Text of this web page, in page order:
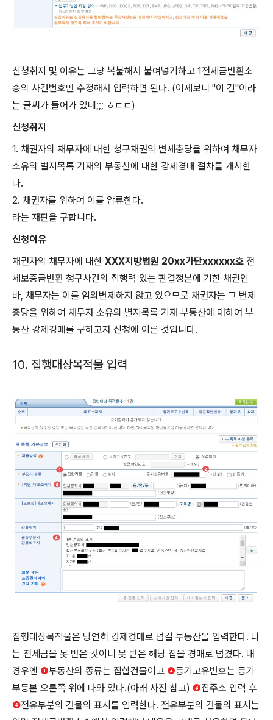
신청취지 및 이유는 그냥 복붙해서 붙여넣기하고 1전세금반환소
송의 사건번호만 수정해서 입력하면 된다. (이제보니 "이 건"이라
는 글씨가 들어가 있네;;; ㅎㄷㄷ)
신청취지
1. 채권자의 채무자에 대한 청구채권의 변제충당을 위하여 채무자
소유의 별지목록 기재의 부동산에 대한 강제경매 절차를 개시한
다.
2. 채권자를 위하여 이를 압류한다.
라는 재판을 구합니다.
신청이유
채권자의 채무자에 대한 XXX지방법원 20xx가단xxxxxx호 전
세보증금반환 청구사건의 집행력 있는 판결정본에 기한 채권인
바, 채무자는 이를 임의변제하지 않고 있으므로 채권자는 그 변제
충당을 위하여 채무자 소유의 별지목록 기재 부동산에 대하여 부
동산 강제경매를 구하고자 신청에 이른 것입니다.
10. 집행대상목적물 입력
집행대상목적물은 당연히 강제경매로 넘길 부동산을 입력한다. 나
는 전세금을 못 받은 것이니 못 받은 해당 집을 경매로 넘겼다. 내
경우엔 ❶부동산의 종류는 집합건물이고 ❷등기고유번호는 등기
부등본 오른쪽 위에 나와 있다.(아래 사진 참고) ❸집주소 입력 후
❹전유부분의 건물의 표시를 입력한다. 전유부분의 건물의 표시는